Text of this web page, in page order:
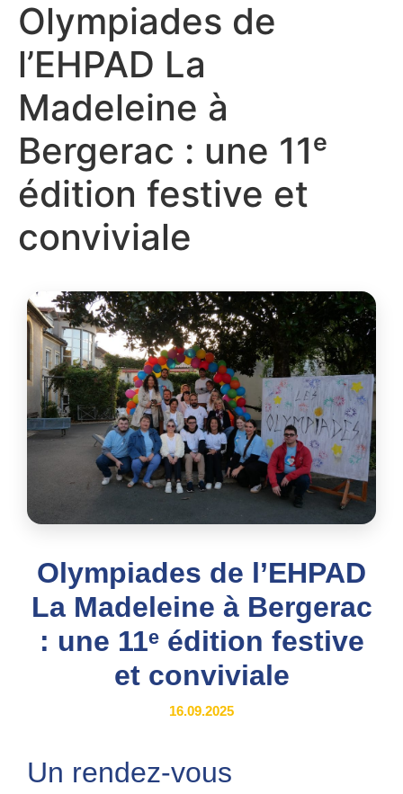
Olympiades de
l’EHPAD La
Madeleine à
Bergerac : une 11ᵉ
édition festive et
conviviale
Olympiades de l’EHPAD
La Madeleine à Bergerac
: une 11ᵉ édition festive
et conviviale
16.09.2025
Un rendez-vous